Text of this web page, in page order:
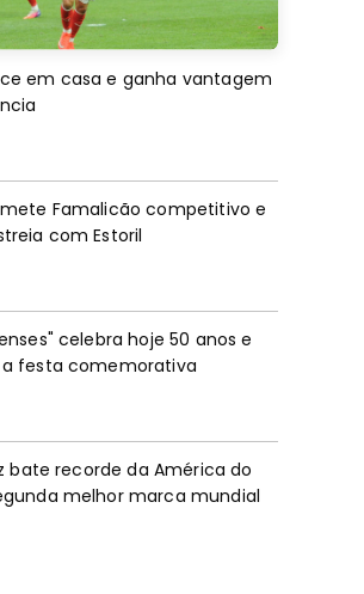
em casa e ganha vantagem
Famalicão competitivo e
com Estoril
celebra hoje 50 anos e
festa comemorativa
bate recorde da América do
melhor marca mundial